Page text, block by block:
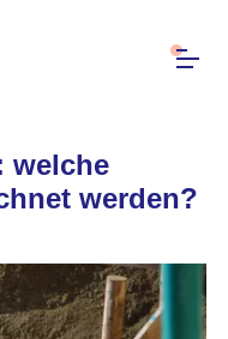
welche
werden?